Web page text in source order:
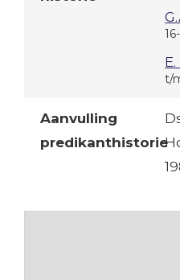
t/
Aanvulling
predikanthistorie